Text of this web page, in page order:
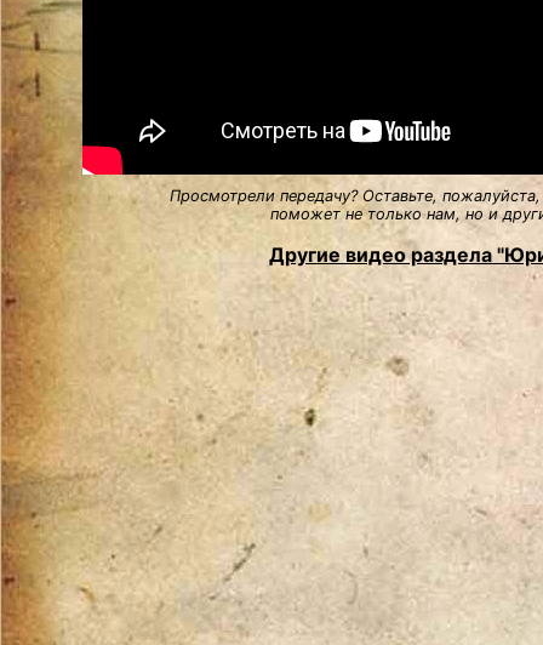
Просмотрели передачу? Оставьте,
поможет не только нам, но и
Другие видео раздела